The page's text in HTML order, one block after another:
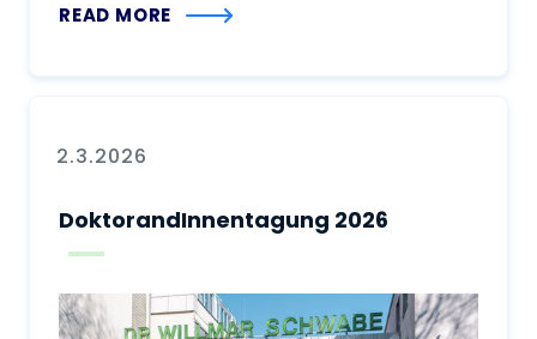
READ MORE
2.3.2026
DoktorandInnentagung 2026